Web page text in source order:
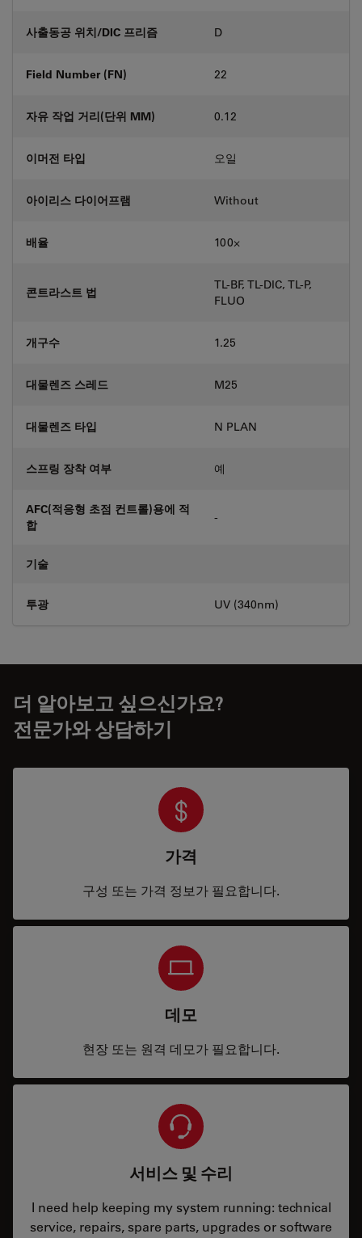
사출동공 위치/DIC 프리즘 D
Field Number (FN) 22
자유 작업 거리(단위 MM) 0.12
이머전 타입 오일
아이리스 다이어프램 Without
배율 100⨉
콘트라스트 법
TL-BF, TL-DIC, TL-P,
FLUO
개구수 1.25
대물렌즈 스레드 M25
대물렌즈 타입 N PLAN
스프링 장착 여부 예
AFC(적응형 초점 컨트롤)용에 적
합
-
기술
투광 UV (340nm)
더 알아보고 싶으신가요?
전문가와 상담하기
가격
구성 또는 가격 정보가 필요합니다.
데모
현장 또는 원격 데모가 필요합니다.
서비스 및 수리
I need help keeping my system running: technical
service, repairs, spare parts, upgrades or software